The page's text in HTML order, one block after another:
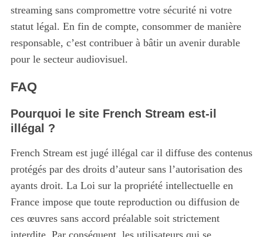
streaming sans compromettre votre sécurité ni votre
statut légal. En fin de compte, consommer de manière
responsable, c’est contribuer à bâtir un avenir durable
pour le secteur audiovisuel.
FAQ
Pourquoi le site French Stream est-il
illégal ?
French Stream est jugé illégal car il diffuse des contenus
protégés par des droits d’auteur sans l’autorisation des
ayants droit. La Loi sur la propriété intellectuelle en
France impose que toute reproduction ou diffusion de
ces œuvres sans accord préalable soit strictement
interdite. Par conséquent, les utilisateurs qui se